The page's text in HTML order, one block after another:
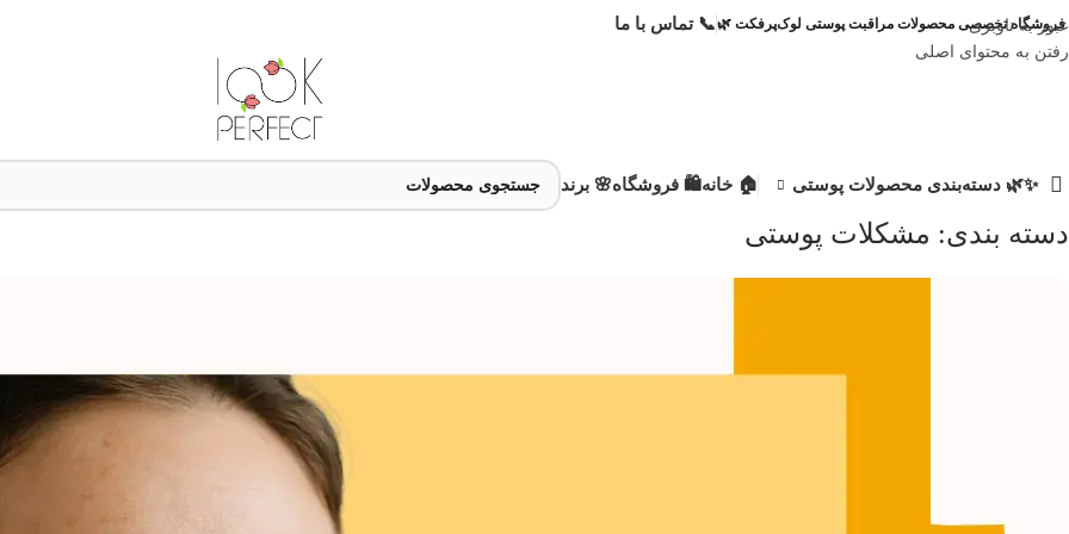
عبور به ناوبری
رفتن به محتوای اصلی
فروشگاه تخصصی محصولات مراقبت پوستی لوک‌پرفکت 🌿📞 تماس با ما
✨🌿 دسته‌بندی محصولات پوستی 🏠 خانه🛍️ فروشگاه🌸 برند
دسته بندی: مشکلات پوستی